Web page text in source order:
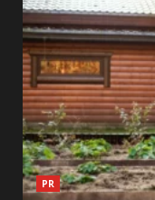
PR